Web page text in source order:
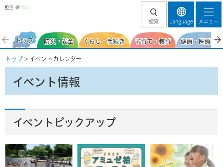
柏市
検索 Language メニュー
トップ 防災・安全 くらし・手続き 子育て・教育 健康・医療・
トップ > イベントカレンダー
イベント情報
イベントピックアップ